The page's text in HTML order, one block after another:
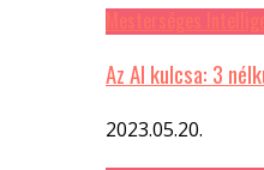
Az AI kulcsa: 3
2023.05.20.